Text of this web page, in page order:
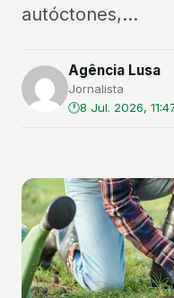
autóctones,...
Agência Lusa
Jornalista
8 Jul. 2026,